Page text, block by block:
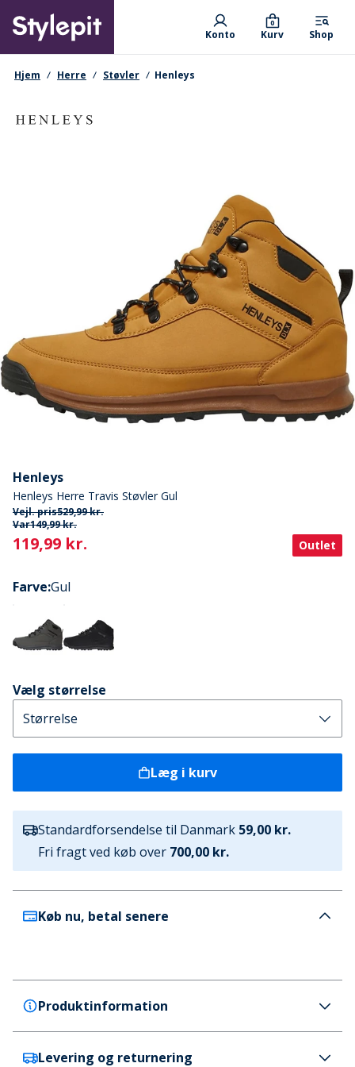
main
content
Primary departments
Konto Kurv
0
Shop
navigationssti
Hjem Herre Støvler Henleys
Henleys
Henleys Herre Travis Støvler Gul
Vejl. pris529,99 kr.
Var149,99 kr.
Current
119,99 kr. Outlet
Farve:Gul
Vælg størrelse
Læg i kurv
Standardforsendelse til Danmark 59,00 kr.
Fri fragt ved køb over 700,00 kr.
Køb nu, betal senere
Produktinformation
Henleys
Levering og returnering